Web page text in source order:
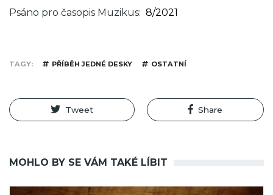
Psáno pro časopis Muzikus 8/2021
TAGY PŘÍBĚH JEDNÉ DESKY OSTATNÍ
Tweet Share
MOHLO BY SE VÁM TAKÉ LÍBIT